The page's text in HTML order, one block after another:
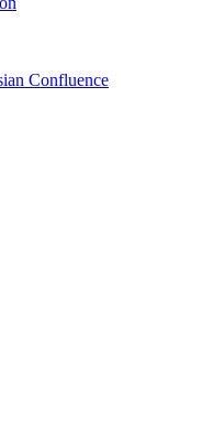
Confluence